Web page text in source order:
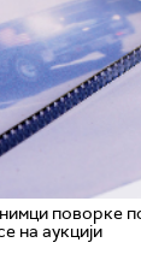
поворке
на аукцији